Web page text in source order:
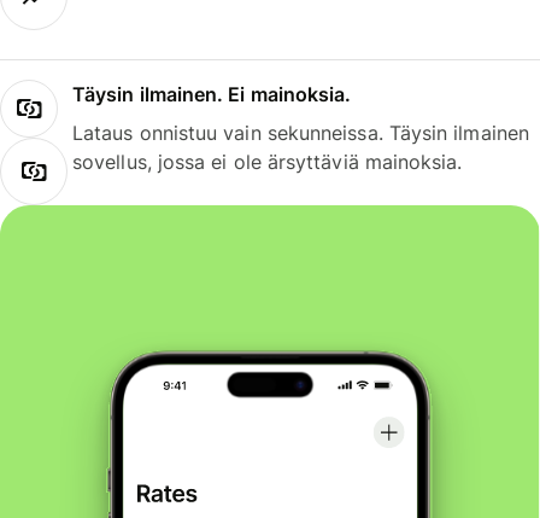
Täysin ilmainen. Ei mainoksia.
Lataus onnistuu vain sekunneissa. Täysin ilmainen
sovellus, jossa ei ole ärsyttäviä mainoksia.